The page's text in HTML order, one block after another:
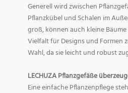
Generell wird zwischen
Pflanzkübel und Schalen im
groß, können auch kleine
Vielfalt für Designs und Formen
Wahl, da sie leicht und robust
LECHUZA Pflanzgefäße
Eine einfache Pflanzenpflege